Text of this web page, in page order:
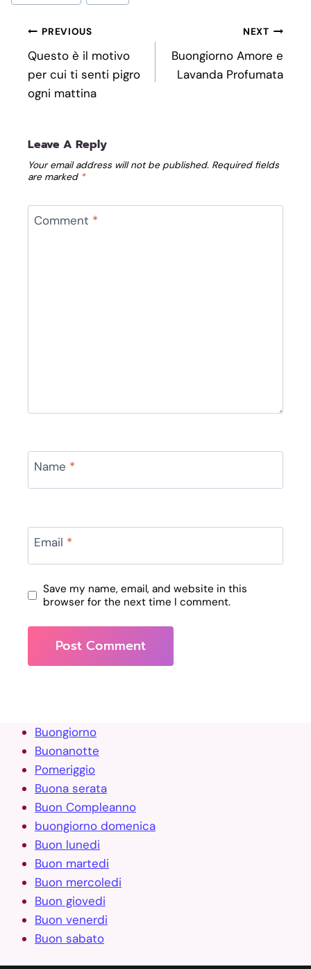
Tags:
Post
Navigation
PREVIOUS
Questo è il motivo
per cui ti senti pigro
ogni mattina
NEXT
Buongiorno Amore e
Lavanda Profumata
Leave A Reply
Your email address will not be published. Required fields
are marked *
Comment *
Name *
Email *
Save my name, email, and website in this
browser for the next time I comment.
Buongiorno
Buonanotte
Pomeriggio
Buona serata
Buon Compleanno
buongiorno domenica
Buon lunedi
Buon martedi
Buon mercoledi
Buon giovedi
Buon venerdi
Buon sabato